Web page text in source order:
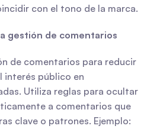
con el tono de la marca.
gestión de comentarios
de comentarios para reducir
interés público en
Utiliza reglas para ocultar
a comentarios que
clave o patrones. Ejemplo: